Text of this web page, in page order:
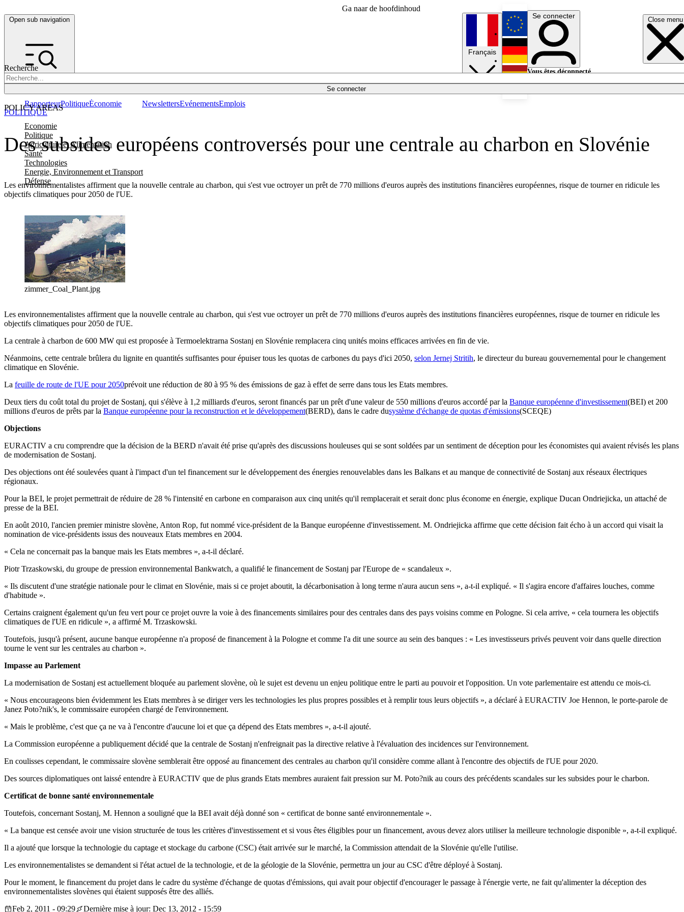
Ga naar de hoofdinhoud
Open sub navigation Close menu
Recherche
Se connecter
POLICY AREAS
Economie
Politique
Agriculture et Alimentation
Santé
Technologies
Energie, Environnement et Transport
Défense
RapporteurPolitiqueÉconomie NewslettersEvénementsEmplois
Français
English
Deutsch
Se connecter
Vous êtes déconnecté.
Des subsides européens controversés pour une centrale au charbon en Slovénie
Les environnementalistes affirment que la nouvelle centrale au charbon, qui s'est vue octroyer un prêt de 770 millions d'euros auprès des institutions financières européennes, risque de tourner en ridicule les
objectifs climatiques pour 2050 de l'UE.
POLITIQUE
zimmer_Coal_Plant.jpg
Les environnementalistes affirment que la nouvelle centrale au charbon, qui s'est vue octroyer un prêt de 770 millions d'euros auprès des institutions financières européennes, risque de tourner en ridicule les
objectifs climatiques pour 2050 de l'UE.
La centrale à charbon de 600 MW qui est proposée à Termoelektrarna Sostanj en Slovénie remplacera cinq unités moins efficaces arrivées en fin de vie.
Néanmoins, cette centrale brûlera du lignite en quantités suffisantes pour épuiser tous les quotas de carbones du pays d'ici 2050, selon Jernej Stritih, le directeur du bureau gouvernemental pour le changement
climatique en Slovénie.
La feuille de route de l'UE pour 2050prévoit une réduction de 80 à 95 % des émissions de gaz à effet de serre dans tous les Etats membres.
Deux tiers du coût total du projet de Sostanj, qui s'élève à 1,2 milliards d'euros, seront financés par un prêt d'une valeur de 550 millions d'euros accordé par la Banque européenne d'investissement(BEI) et 200
millions d'euros de prêts par la Banque européenne pour la reconstruction et le développement(BERD), dans le cadre dusystème d'échange de quotas d'émissions(SCEQE)
Objections
EURACTIV a cru comprendre que la décision de la BERD n'avait été prise qu'après des discussions houleuses qui se sont soldées par un sentiment de déception pour les économistes qui avaient révisés les plans
de modernisation de Sostanj.
Des objections ont été soulevées quant à l'impact d'un tel financement sur le développement des énergies renouvelables dans les Balkans et au manque de connectivité de Sostanj aux réseaux électriques
régionaux.
Pour la BEI, le projet permettrait de réduire de 28 % l'intensité en carbone en comparaison aux cinq unités qu'il remplacerait et serait donc plus économe en énergie, explique Ducan Ondriejicka, un attaché de
presse de la BEI.
En août 2010, l'ancien premier ministre slovène, Anton Rop, fut nommé vice-président de la Banque européenne d'investissement. M. Ondriejicka affirme que cette décision fait écho à un accord qui visait la
nomination de vice-présidents issus des nouveaux Etats membres en 2004.
« Cela ne concernait pas la banque mais les Etats membres », a-t-il déclaré.
Piotr Trzaskowski, du groupe de pression environnemental Bankwatch, a qualifié le financement de Sostanj par l'Europe de « scandaleux ».
« Ils discutent d'une stratégie nationale pour le climat en Slovénie, mais si ce projet aboutit, la décarbonisation à long terme n'aura aucun sens », a-t-il expliqué. « Il s'agira encore d'affaires louches, comme
d'habitude ».
Certains craignent également qu'un feu vert pour ce projet ouvre la voie à des financements similaires pour des centrales dans des pays voisins comme en Pologne. Si cela arrive, « cela tournera les objectifs
climatiques de l'UE en ridicule », a affirmé M. Trzaskowski.
Toutefois, jusqu'à présent, aucune banque européenne n'a proposé de financement à la Pologne et comme l'a dit une source au sein des banques : « Les investisseurs privés peuvent voir dans quelle direction
tourne le vent sur les centrales au charbon ».
Impasse au Parlement
La modernisation de Sostanj est actuellement bloquée au parlement slovène, où le sujet est devenu un enjeu politique entre le parti au pouvoir et l'opposition. Un vote parlementaire est attendu ce mois-ci.
« Nous encourageons bien évidemment les Etats membres à se diriger vers les technologies les plus propres possibles et à remplir tous leurs objectifs », a déclaré à EURACTIV Joe Hennon, le porte-parole de
Janez Poto?nik's, le commissaire européen chargé de l'environnement.
« Mais le problème, c'est que ça ne va à l'encontre d'aucune loi et que ça dépend des Etats membres », a-t-il ajouté.
La Commission européenne a publiquement décidé que la centrale de Sostanj n'enfreignait pas la directive relative à l'évaluation des incidences sur l'environnement.
En coulisses cependant, le commissaire slovène semblerait être opposé au financement des centrales au charbon qu'il considère comme allant à l'encontre des objectifs de l'UE pour 2020.
Des sources diplomatiques ont laissé entendre à EURACTIV que de plus grands Etats membres auraient fait pression sur M. Poto?nik au cours des précédents scandales sur les subsides pour le charbon.
Certificat de bonne santé environnementale
Toutefois, concernant Sostanj, M. Hennon a souligné que la BEI avait déjà donné son « certificat de bonne santé environnementale ».
« La banque est censée avoir une vision structurée de tous les critères d'investissement et si vous êtes éligibles pour un financement, avous devez alors utiliser la meilleure technologie disponible », a-t-il expliqué.
Il a ajouté que lorsque la technologie du captage et stockage du carbone (CSC) était arrivée sur le marché, la Commission attendait de la Slovénie qu'elle l'utilise.
Les environnementalistes se demandent si l'état actuel de la technologie, et de la géologie de la Slovénie, permettra un jour au CSC d'être déployé à Sostanj.
Pour le moment, le financement du projet dans le cadre du système d'échange de quotas d'émissions, qui avait pour objectif d'encourager le passage à l'énergie verte, ne fait qu'alimenter la déception des
environnementalistes slovènes qui étaient supposés être des alliés.
Feb 2, 2011 - 09:29
Dernière mise à jour: Dec 13, 2012 - 15:59